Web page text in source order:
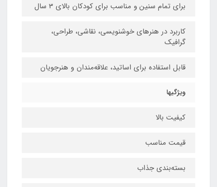
برای تمام سنین و مناسب برای کودکان بالای 3 سال
کاربرد در هنرهای خوشنویسی، نقاشی،‌ طراحی،
گرافیک
قابل استفاده برای اساتید، علاقه‌مندان و هنرجویان
ویژگیها
کیفیت بالا
قیمت مناسب
بسته‌بندی جذاب